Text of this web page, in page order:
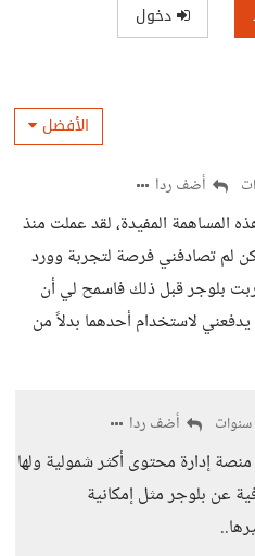
دخول
الأفضل
أضف ردا
المفيدة، لقد عملت منذ
لم تصادفني فرصة لتجربة وورد
بلوجر قبل ذلك فاسمح لي أن
لاستخدام أحدهما بدلاً من
أضف ردا
إدارة محتوى أكثر شمولية ولها
عن بلوجر مثل إمكانية